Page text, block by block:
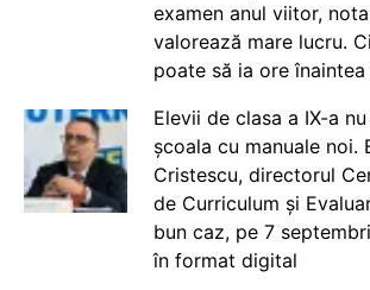
examen anul viitor,
valorează mare lucru.
poate să ia ore înaintea
Elevii de clasa a IX-a
școala cu manuale noi.
Cristescu, directorul
de Curriculum și
bun caz, pe 7
în format digital